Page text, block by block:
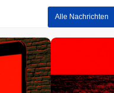
Alle Nachrichten